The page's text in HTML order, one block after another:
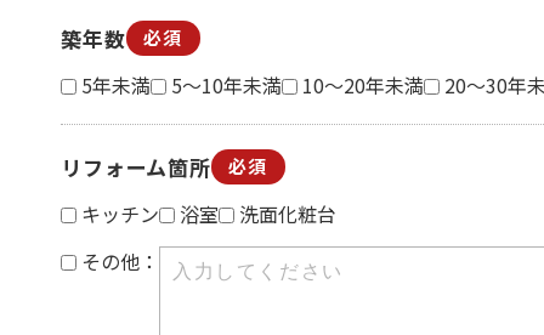
築年数 必須
5年未満 5～10年未満 10～20年未満 20～30年
リフォーム箇所 必須
キッチン 浴室
洗面化粧台
その他：